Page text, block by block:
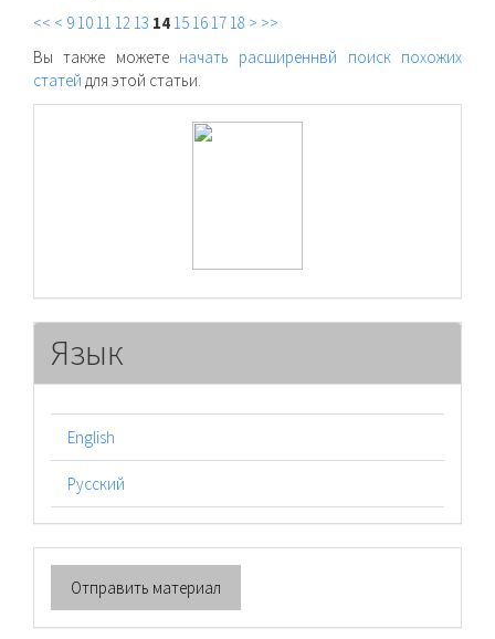
<< < 9 10 11 12 13 14 15 16 17 18 > >>
Вы также можете начать расширеннвй поиск похожих
статей для этой статьи.
Язык
English
Русский
Отправить
материал
Отправить материал